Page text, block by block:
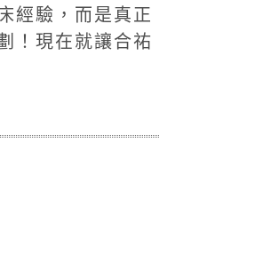
經驗，而是真正
！現在就讓合祐